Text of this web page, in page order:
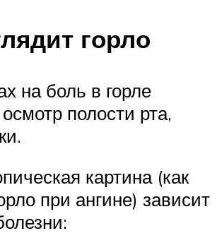
горло
на боль в горле
полости рта,
картина (как
при ангине) зависит